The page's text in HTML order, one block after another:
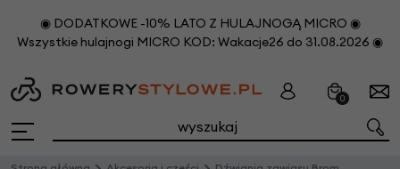
◉ DODATKOWE -10% LATO Z HULAJNOGĄ MICRO ◉
Wszystkie hulajnogi MICRO KOD: Wakacje26 do 31.08.2026 ◉
0